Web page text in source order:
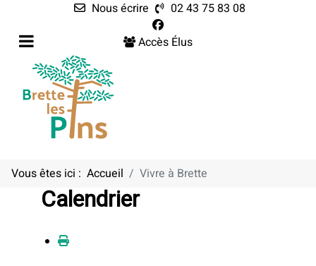
Nous écrire
02 43 75 83 08
Accès Élus
Vous êtes ici : Accueil Vivre à Brette
Calendrier